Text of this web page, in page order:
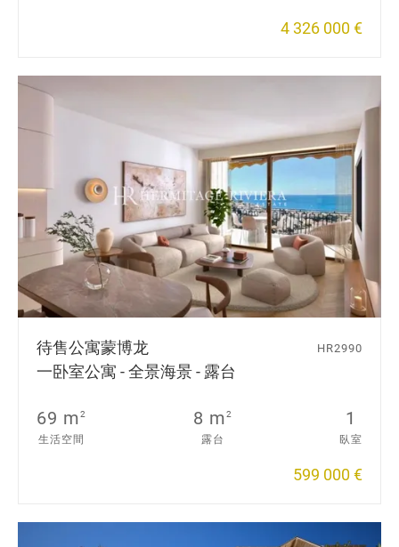
4 326 000 €
待售公寓蒙博龙
一卧室公寓 - 全景海景 - 露台
HR2990
69 m2
生活空間
8 m2
露台
1
臥室
599 000 €